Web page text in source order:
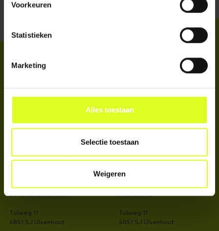
Voorkeuren
Statistieken
Marketing
Alles toestaan
Selectie toestaan
Weigeren
INSCHRIJVEN
> Voorop in jeugdontwikkeling
> Management en organisatie
Locatie Ulvenhout
Tolweg 11
4851 SJ Ulvenhout
Postadres
Tolweg 11
4851 SJ Ulvenhout